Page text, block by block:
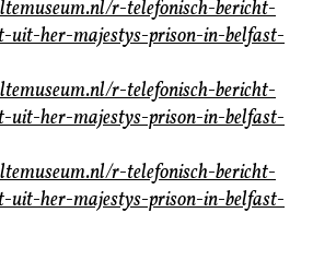
r-telefonisch-bericht-
uit-her-majestys-prison-in-belfast-
r-telefonisch-bericht-
uit-her-majestys-prison-in-belfast-
r-telefonisch-bericht-
uit-her-majestys-prison-in-belfast-